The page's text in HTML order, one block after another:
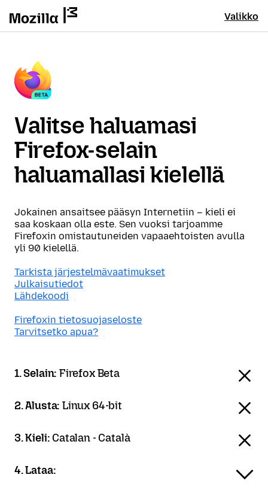
Valikko
Valitse haluamasi
Firefox-selain
haluamallasi kielellä
Jokainen ansaitsee pääsyn Internetiin – kieli ei
saa koskaan olla este. Sen vuoksi tarjoamme
Firefoxin omistautuneiden vapaaehtoisten avulla
yli 90 kielellä.
Tarkista järjestelmävaatimukset
Julkaisutiedot
Lähdekoodi
Firefoxin tietosuojaseloste
Tarvitsetko apua?
1. Selain:Firefox Beta
2. Alusta:Linux 64-bit
3. Kieli: Catalan - Català
4. Lataa: